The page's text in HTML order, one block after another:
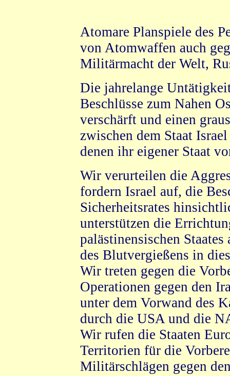
Atomare Planspiele des
von Atomwaffen auch
Militärmacht der Welt,
Die jahrelange
Beschlüsse zum Nahen
verschärft und einen
zwischen dem Staat
denen ihr eigener Staat
Wir verurteilen die
fordern Israel auf, die
Sicherheitsrates
unterstützen die
palästinensischen
des Blutvergießens in
Wir treten gegen die
Operationen gegen den
unter dem Vorwand des
durch die USA und die
Wir rufen die Staaten
Territorien für die
Militärschlägen gegen